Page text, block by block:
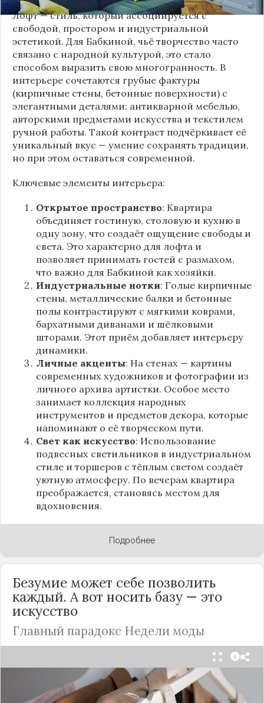
Лофт — стиль, который ассоциируется с
свободой, простором и индустриальной
эстетикой. Для Бабкиной, чьё творчество часто
связано с народной культурой, это стало
способом выразить свою многогранность. В
интерьере сочетаются грубые фактуры
(кирпичные стены, бетонные поверхности) с
элегантными деталями: антикварной мебелью,
авторскими предметами искусства и текстилем
ручной работы. Такой контраст подчёркивает её
уникальный вкус — умение сохранять традиции,
но при этом оставаться современной.
Ключевые элементы интерьера:
Открытое пространство: Квартира
объединяет гостиную, столовую и кухню в
одну зону, что создаёт ощущение свободы и
света. Это характерно для лофта и
позволяет принимать гостей с размахом,
что важно для Бабкиной как хозяйки.
Индустриальные нотки: Голые кирпичные
стены, металлические балки и бетонные
полы контрастируют с мягкими коврами,
бархатными диванами и шёлковыми
шторами. Этот приём добавляет интерьеру
динамики.
Личные акценты: На стенах — картины
современных художников и фотографии из
личного архива артистки. Особое место
занимает коллекция народных
инструментов и предметов декора, которые
напоминают о её творческом пути.
Свет как искусство: Использование
подвесных светильников в индустриальном
стиле и торшеров с тёплым светом создаёт
уютную атмосферу. По вечерам квартира
преображается, становясь местом для
вдохновения.
Подробнее
Безумие может себе позволить
каждый. А вот носить базу — это
искусство
Главный парадокс Недели моды
Принято считать, что Неделя моды в Париже —
это исключительно про безумные тренды, на
которые обычный человек посмотрит с